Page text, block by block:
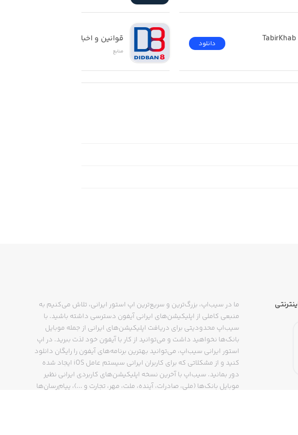
دانلود قوانین و اخبار حقوقی
منابع
ما در سیب‌اپ، بزرگ‌ترین و سریع‌ترین اپ استور ایرانی، تلاش می‌کنیم به
منبعی کاملی از اپلیکیشن‌های ایرانی آیفون دسترسی داشته باشید. با
سیب‌اپ محدودیتی برای دریافت اپلیکیشن‌های ایرانی از جمله موبایل
بانک‌ها نخواهید داشت و می‌توانید از کار با آیفون خود لذت ببرید. در اپ
استور ایرانی سیب‌اپ، می‌توانید بهترین برنامه‌های آیفون را رایگان دانلود
کنید و از مشکلاتی که برای کاربران ایرانی سیستم عامل iOS ایجاد شده
دور بمانید. سیب‌اپ با آخرین نسخه اپلیکیشن‌های کاربردی ایرانی نظیر
موبایل بانک‌ها (ملی، صادرات، آینده، ملت، مهر، تجارت و ...)، پیام‌رسان‌ها